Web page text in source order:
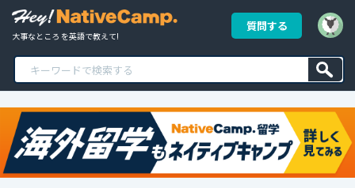
大事なところ を英語で教えて!
質問する